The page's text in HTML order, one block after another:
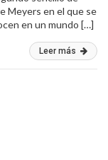
Meyers en el que se
en un mundo […]
Leer más